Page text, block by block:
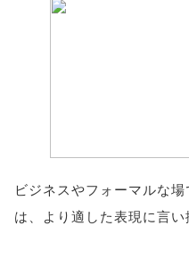
ビジネスやフォーマルな
は、より適した表現に言い